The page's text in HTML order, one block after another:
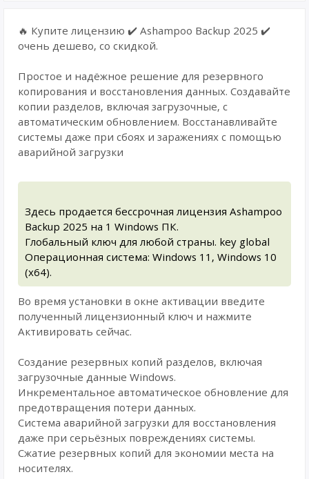
🔥 Купите лицензию ✔️ Ashampoo Backup 2025 ✔️
очень дешево, со скидкой.
Простое и надёжное решение для резервного
копирования и восстановления данных. Создавайте
копии разделов, включая загрузочные, с
автоматическим обновлением. Восстанавливайте
системы даже при сбоях и заражениях с помощью
аварийной загрузки
Здесь продается бессрочная лицензия Ashampoo
Backup 2025 на 1 Windows ПК.
Глобальный ключ для любой страны. key global
Операционная система: Windows 11, Windows 10
(x64).
Во время установки в окне активации введите
полученный лицензионный ключ и нажмите
Активировать сейчас.
Создание резервных копий разделов, включая
загрузочные данные Windows.
Инкрементальное автоматическое обновление для
предотвращения потери данных.
Система аварийной загрузки для восстановления
даже при серьёзных повреждениях системы.
Сжатие резервных копий для экономии места на
носителях.